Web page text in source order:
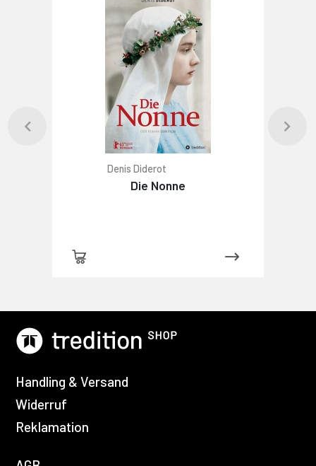
Denis Diderot
Die Nonne
Handling & Versand
Widerruf
Reklamation